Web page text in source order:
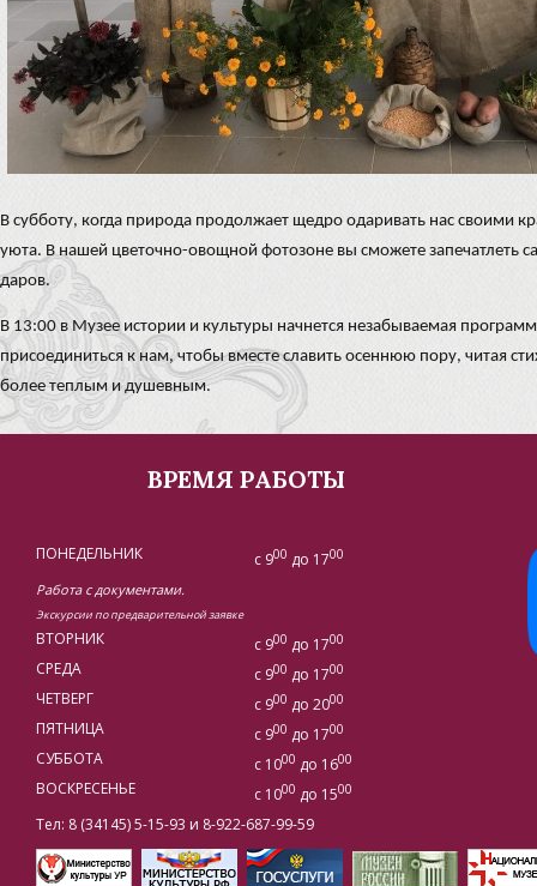
В субботу, когда природа продолжает щедро одаривать нас своими
уюта. В нашей цветочно-овощной фотозоне вы сможете запечатлеть
даров.
В 13:00 в Музее истории и культуры начнется незабываемая
присоединиться к нам, чтобы вместе славить осеннюю пору, читая
более теплым и душевным.
ВРЕМЯ РАБОТЫ
ПОНЕДЕЛЬНИК с 900 до 1700
Работа с документами.
Экскурсии по предварительной заявке
ВТОРНИК с 900 до 1700
СРЕДА с 900 до 1700
ЧЕТВЕРГ с 900 до 2000
ПЯТНИЦА с 900 до 1700
СУББОТА с 1000 до 1600
ВОСКРЕСЕНЬЕ с 1000 до 1500
Тел: 8 (34145) 5-15-93 и 8-922-687-99-59